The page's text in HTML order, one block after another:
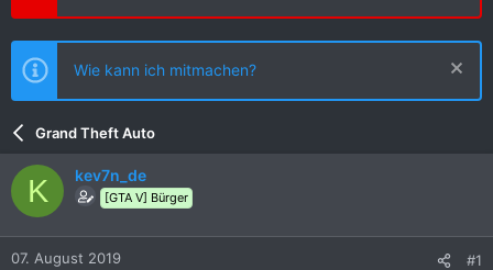
Wie kann ich mitmachen?
Grand Theft Auto
K kev7n_de
[GTA V] Bürger
07. August 2019 #1